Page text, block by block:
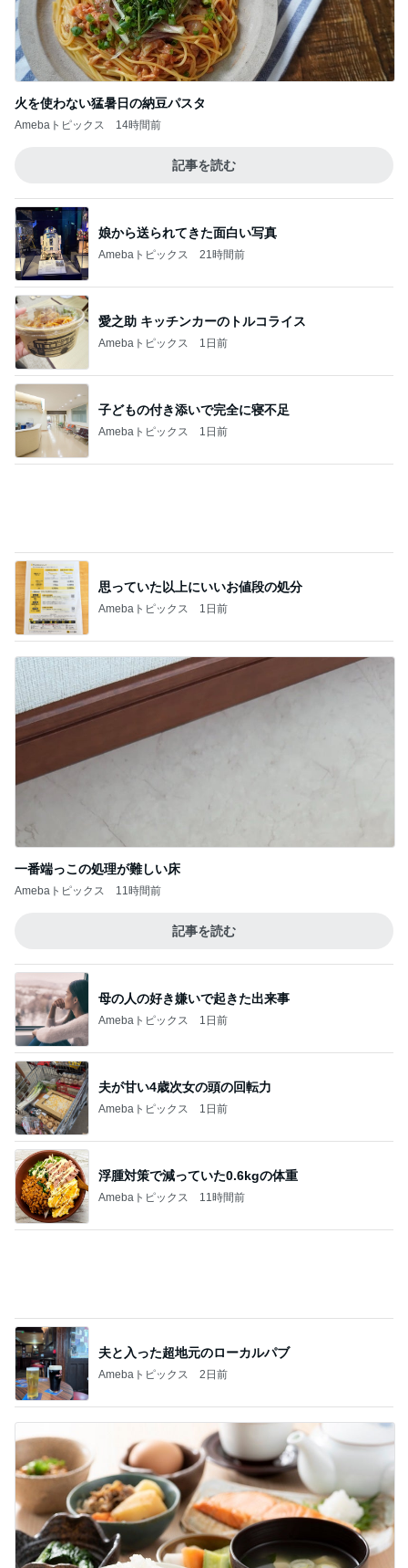
娘から送られてきた面白い写真
Amebaトピックス 21時間前
Amebaトピックス 1日前
子どもの付き添いで完全に寝不足
Amebaトピックス 1日前
思っていた以上にいいお値段の処分
Amebaトピックス 1日前
一番端っこの処理が難しい床
Amebaトピックス 11時間前
記事を読む
Amebaトピックス
Amebaトピックス 1日前
浮腫対策で減っていた0.6kgの体重
Amebaトピックス 11時間前
夫と入った超地元のローカルパブ
Amebaトピックス 2日前
家を出る妻に飯の心配をした夫
Amebaトピックス 1日前
記事を読む